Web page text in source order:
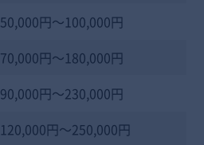
50,000円～100,000円
70,000円～180,000円
90,000円～230,000円
120,000円～250,000円